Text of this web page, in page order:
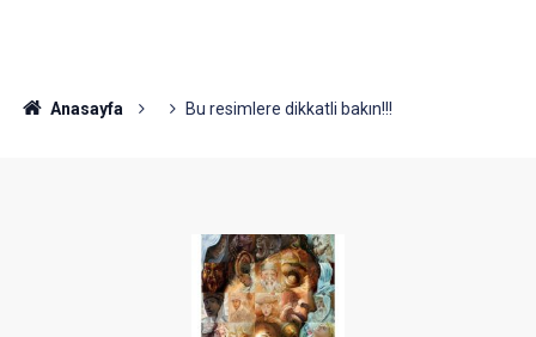
Anasayfa Bu resimlere dikkatli bakın!!!